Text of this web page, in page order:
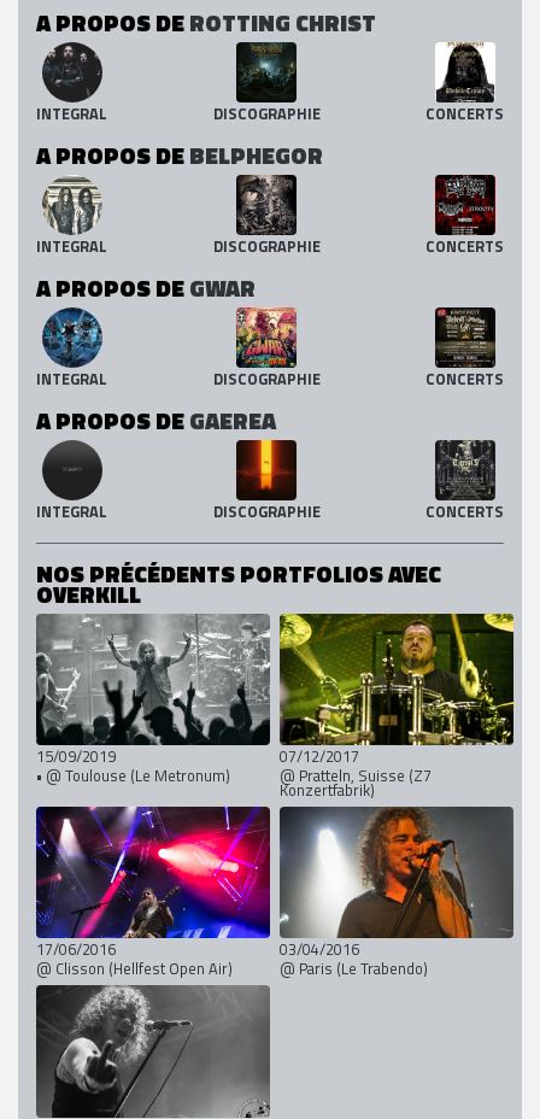
A PROPOS DEROTTING CHRIST
INTEGRAL DISCOGRAPHIE CONCERTS
A PROPOS DEBELPHEGOR
INTEGRAL DISCOGRAPHIE CONCERTS
A PROPOS DEGWAR
INTEGRAL DISCOGRAPHIE CONCERTS
A PROPOS DEGAEREA
INTEGRAL DISCOGRAPHIE CONCERTS
NOS PRÉCÉDENTS PORTFOLIOS AVEC
OVERKILL
15/09/2019
• @ Toulouse (Le Metronum)
07/12/2017
@ Pratteln, Suisse (Z7
Konzertfabrik)
17/06/2016
@ Clisson (Hellfest Open Air)
03/04/2016
@ Paris (Le Trabendo)